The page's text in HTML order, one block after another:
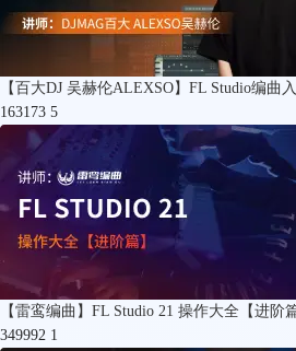
【百大DJ 吴赫伦ALEXSO】FL Studio编曲
163173 5
【雷鸾编曲】FL Studio 21 操作大全【进阶
349992 1